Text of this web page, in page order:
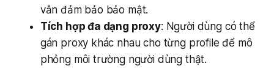
vẫn đảm bảo bảo mật.
Tích hợp đa dạng proxy: Người dùng có thể
gán proxy khác nhau cho từng profile để mô
phỏng môi trường người dùng thật.